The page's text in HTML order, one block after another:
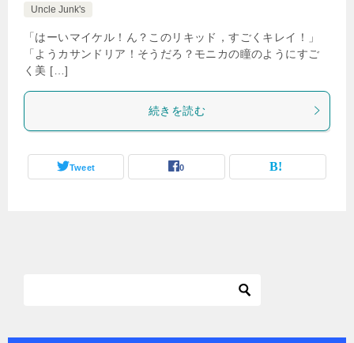
Uncle Junk's
「はーいマイケル！ん？このリキッド，すごくキレイ！」
「ようカサンドリア！そうだろ？モニカの瞳のようにすご
く美 […]
続きを読む
Tweet 0